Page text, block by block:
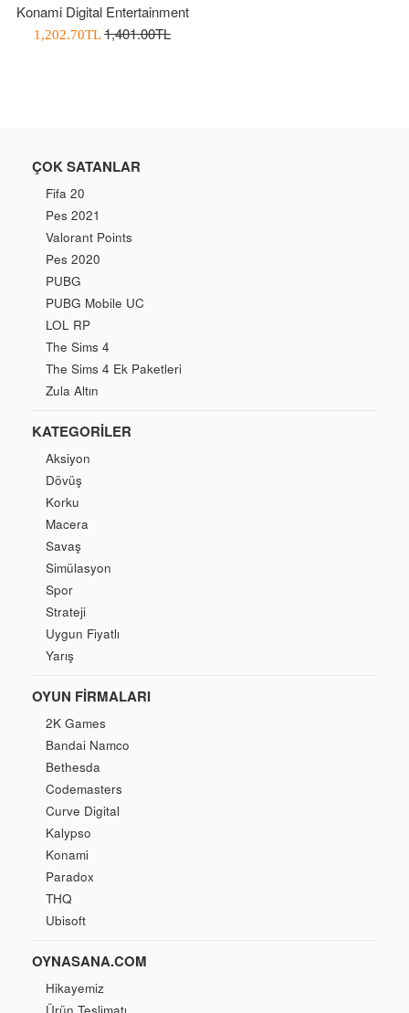
Konami Digital Entertainment
İndirimli
1,202.70TLNormal
1,401.00TL
ÇOK SATANLAR
Fifa 20
Pes 2021
Valorant Points
Pes 2020
PUBG
PUBG Mobile UC
LOL RP
The Sims 4
The Sims 4 Ek Paketleri
Zula Altın
KATEGORILER
Aksiyon
Dövüş
Korku
Macera
Savaş
Simülasyon
Spor
Strateji
Uygun Fiyatlı
Yarış
OYUN FIRMALARI
2K Games
Bandai Namco
Bethesda
Codemasters
Curve Digital
Kalypso
Konami
Paradox
THQ
Ubisoft
OYNASANA.COM
Hikayemiz